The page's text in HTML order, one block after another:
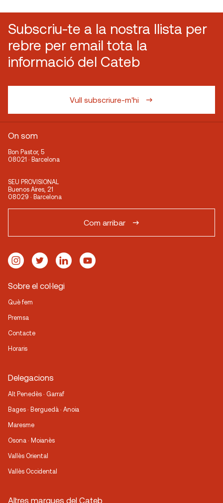
Subscriu-te a la nostra llista per
rebre per email tota la
informació del Cateb
Vull subscriure-m'hi
On som
Bon Pastor, 5
08021 · Barcelona
SEU PROVISIONAL
Buenos Aires, 21
08029 · Barcelona
Com arribar
Sobre el col·legi
Què fem
Premsa
Contacte
Horaris
Delegacions
Alt Penedès · Garraf
Bages · Berguedà · Anoia
Maresme
Osona · Moianès
Vallès Oriental
Vallès Occidental
Altres marques del Cateb